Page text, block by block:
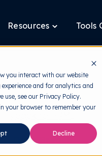
you interact with our website
and for analytics and
see our Privacy Policy.
your browser to remember your
Decline
Resources
Toggle
Resources
Tools
Data Breach